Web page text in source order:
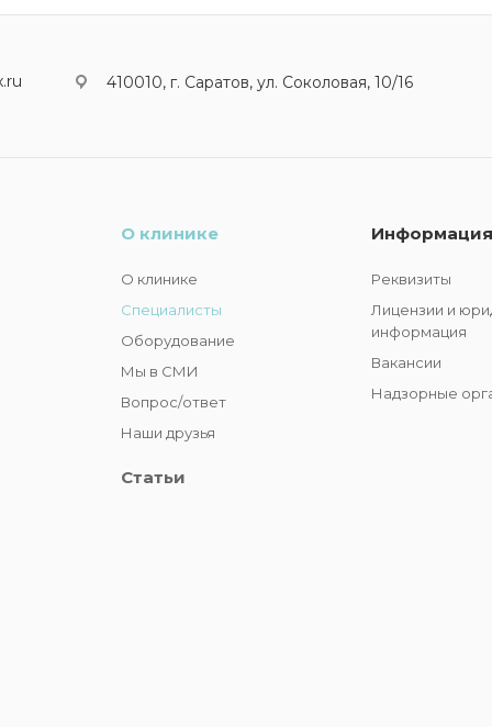
410010, г. Саратов, ул. Соколовая, 10/16
О клинике
О клинике
Специалисты
Оборудование
Мы в СМИ
Вопрос/ответ
Наши друзья
Статьи
Реквизиты
Лицензии и
информация
Вакансии
Надзорные